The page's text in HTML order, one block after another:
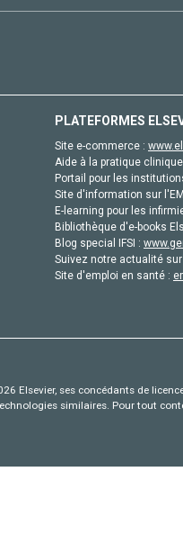
PLATEFORMES
Site e-commerce :
Aide à la pratique
Portail pour les
Site d'information sur
E-learning pour les
Bibliothèque d'e-books
Blog special IFSI :
Suivez notre actualité
Site d'emploi en santé :
Elsevier, ses concédants de
similaires. Pour tout